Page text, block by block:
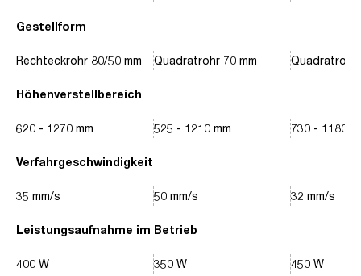
Gestellform
Höhenverstellbereich
Verfahrgeschwindigkeit
Leistungsaufnahme im Betrieb
Rechteckrohr 80/50 mm
620 - 1270 mm
35 mm/s
400 W
Quadratrohr 70 mm
525 - 1210 mm
50 mm/s
350 W
Quadratrohr
730 - 1180
32 mm/s
450 W